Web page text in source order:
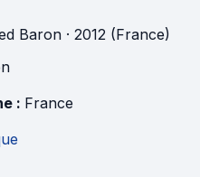
Baron · 2012 (France)
: France